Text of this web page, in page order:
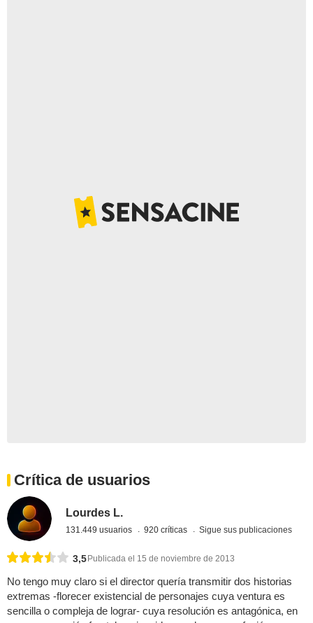
Crítica de usuarios
Lourdes L.
131.449 usuarios 920 críticas Sigue sus publicaciones
3,5 Publicada el 15 de noviembre de 2013
No tengo muy claro si el director quería transmitir dos historias
extremas -florecer existencial de personajes cuya ventura es
sencilla o compleja de lograr- cuya resolución es antagónica, en